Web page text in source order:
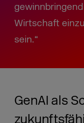
Wirtschaft
sein.“
GenAI als